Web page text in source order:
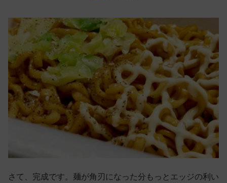
さて、完成です。麺が角刃になった分もっとエッジの利い